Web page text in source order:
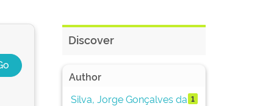
Discover
Author
Silva, Jorge Gonçalves da 1